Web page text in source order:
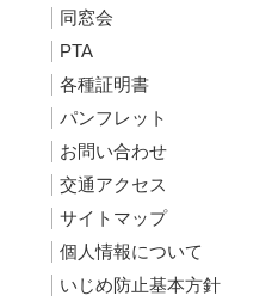
同窓会
PTA
各種証明書
パンフレット
お問い合わせ
交通アクセス
サイトマップ
個人情報について
いじめ防止基本方針